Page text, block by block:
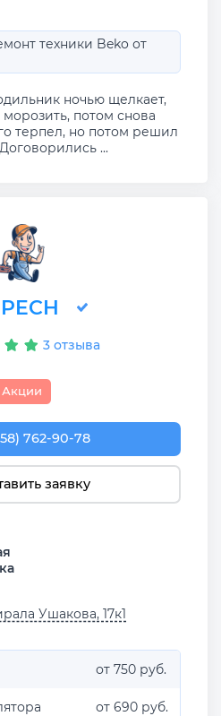
техники Beko от
ночью щелкает,
потом снова
терпел, но потом решил
...
3 отзыва
Акции
762-90-78
заявку
Ушакова, 17к1
от 750 руб.
от 690 руб.